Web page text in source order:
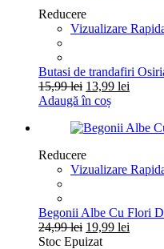
Reducere
Vizualizare
Butasi de trandafiri
15,99lei Prețul
inițial
fost:
13,99 lei
13,99
Adaugă în coș
Reducere
Vizualizare
Begonii Albe Cu Flori
24,99lei Prețul
inițial
19,99 lei
Stoc Epuizat